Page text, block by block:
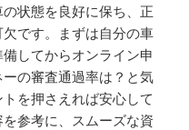
状態を良好に保ち、正
です。まずは自分の車
してからオンライン申
の審査通過率は？と気
を押さえれば安心して
参考に、スムーズな資